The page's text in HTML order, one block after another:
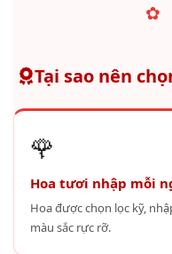
Tại sao nên
🌹
Hoa tươi nhập mỗi
Hoa được chọn lọc kỹ,
màu sắc rực rỡ.